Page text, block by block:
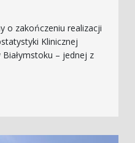
o zakończeniu realizacji
Klinicznej
– jednej z